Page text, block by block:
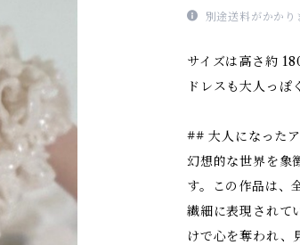
別途送料がかかり
サイズは高さ約
ドレスも大人っぽ
## 大人になった
幻想的な世界を象
す。この作品は、
繊細に表現されて
けで心を奪われ、